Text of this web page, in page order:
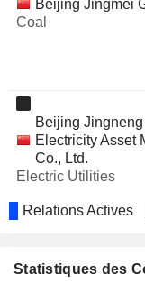
Beijing Jingmei
Coal
Beijing
Electricity Asset
Co., Ltd.
Electric Utilities
Jinneng Power
Relations Actives
Statistiques des